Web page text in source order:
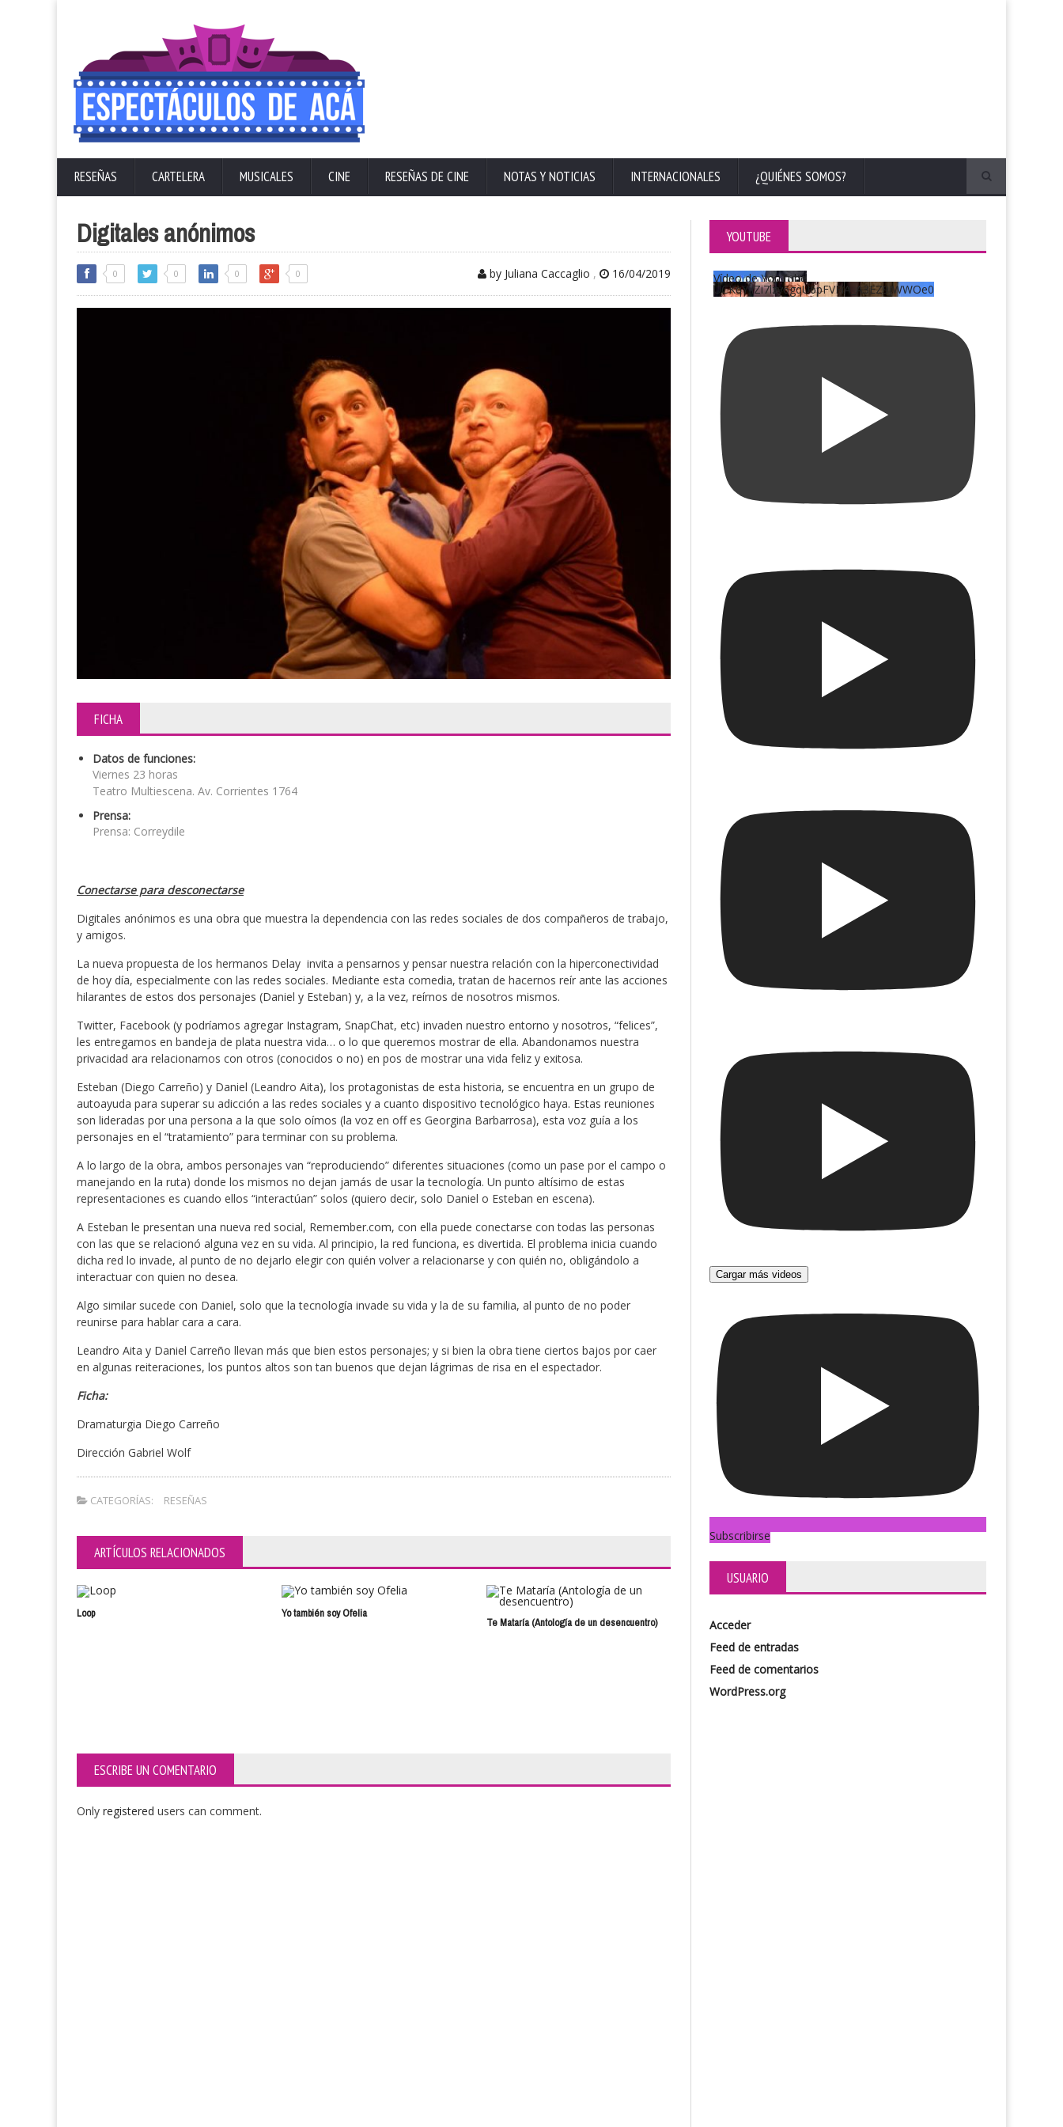
RESEÑAS CARTELERA MUSICALES CINE RESEÑAS DE CINE NOTAS Y NOTICIAS INTERNACIONALES ¿QUIÉNES SOMOS?
Digitales anónimos
0 0 0 0 by Juliana Caccaglio , 16/04/2019
FICHA
Datos de funciones:
Viernes 23 horas
Teatro Multiescena. Av. Corrientes 1764
Prensa:
Prensa: Correydile
Conectarse para desconectarse
Digitales anónimos es una obra que muestra la dependencia con las redes sociales de dos compañeros de trabajo,
y amigos.
La nueva propuesta de los hermanos Delay invita a pensarnos y pensar nuestra relación con la hiperconectividad
de hoy día, especialmente con las redes sociales. Mediante esta comedia, tratan de hacernos reír ante las acciones
hilarantes de estos dos personajes (Daniel y Esteban) y, a la vez, reírnos de nosotros mismos.
Twitter, Facebook (y podríamos agregar Instagram, SnapChat, etc) invaden nuestro entorno y nosotros, “felices”,
les entregamos en bandeja de plata nuestra vida… o lo que queremos mostrar de ella. Abandonamos nuestra
privacidad ara relacionarnos con otros (conocidos o no) en pos de mostrar una vida feliz y exitosa.
Esteban (Diego Carreño) y Daniel (Leandro Aita), los protagonistas de esta historia, se encuentra en un grupo de
autoayuda para superar su adicción a las redes sociales y a cuanto dispositivo tecnológico haya. Estas reuniones
son lideradas por una persona a la que solo oímos (la voz en off es Georgina Barbarrosa), esta voz guía a los
personajes en el “tratamiento” para terminar con su problema.
A lo largo de la obra, ambos personajes van “reproduciendo” diferentes situaciones (como un pase por el campo o
manejando en la ruta) donde los mismos no dejan jamás de usar la tecnología. Un punto altísimo de estas
representaciones es cuando ellos “interactúan” solos (quiero decir, solo Daniel o Esteban en escena).
A Esteban le presentan una nueva red social, Remember.com, con ella puede conectarse con todas las personas
con las que se relacionó alguna vez en su vida. Al principio, la red funciona, es divertida. El problema inicia cuando
dicha red lo invade, al punto de no dejarlo elegir con quién volver a relacionarse y con quién no, obligándolo a
interactuar con quien no desea.
Algo similar sucede con Daniel, solo que la tecnología invade su vida y la de su familia, al punto de no poder
reunirse para hablar cara a cara.
Leandro Aita y Daniel Carreño llevan más que bien estos personajes; y si bien la obra tiene ciertos bajos por caer
en algunas reiteraciones, los puntos altos son tan buenos que dejan lágrimas de risa en el espectador.
Ficha:
Dramaturgia Diego Carreño
Dirección Gabriel Wolf
CATEGORÍAS: RESEÑAS
ARTÍCULOS RELACIONADOS
Loop Yo también soy Ofelia
Te Mataría (Antología de un desencuentro)
ESCRIBE UN COMENTARIO
Only registered users can comment.
YOUTUBE
Vídeo de YouTube
UCKqYjiZi7lzy6gqU6pFVFiA_A3EZ9JWWOe0
Cargar más videos
Subscribirse
USUARIO
Acceder
Feed de entradas
Feed de comentarios
WordPress.org